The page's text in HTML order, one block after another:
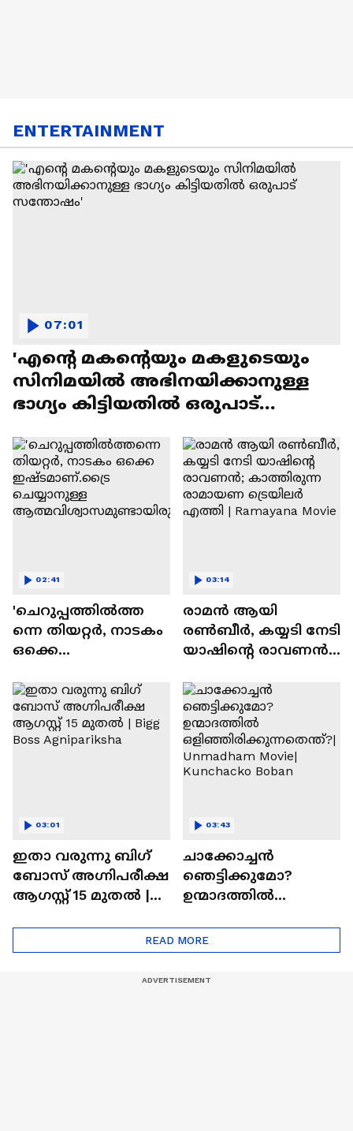
ENTERTAINMENT
'എന്റെ മകന്റെയും മകളുടെയും
സിനിമയിൽ അഭിനയിക്കാനുള്ള
ഭാഗ്യം കിട്ടിയതിൽ ഒരുപാട്
07:01
'ചെറുപ്പത്തിൽത്ത
ന്നെ തിയറ്റർ, നാടകം
ഒക്കെ
ചെയ്യാനുള്ള
ആത്മവിശ്വാസമുണ്ടാ
യിരുന്നില്ല'
02:41
രാമന്‍ ആയി
രൺബീർ, കയ്യടി നേടി
യാഷിന്റെ രാവണൻ;
രാമായണ ട്രെയിലർ
എത്തി | Ramayana
Movie
03:14
ഇതാ വരുന്നു ബിഗ്
ബോസ് അഗ്നിപരീക്ഷ
ആഗസ്റ്റ് 15 മുതൽ |
03:01
ചാക്കോച്ചന്‍
ഞെട്ടിക്കുമോ?
ഉന്മാദത്തിൽ
ന്ത്?| Unmadham
Movie| Kunchacko
03:43
READ MORE